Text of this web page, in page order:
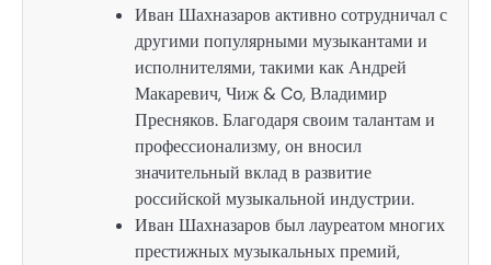
Иван Шахназаров активно сотрудничал с
другими популярными музыкантами и
исполнителями, такими как Андрей
Макаревич, Чиж & Co, Владимир
Пресняков. Благодаря своим талантам и
профессионализму, он вносил
значительный вклад в развитие
российской музыкальной индустрии.
Иван Шахназаров был лауреатом многих
престижных музыкальных премий,